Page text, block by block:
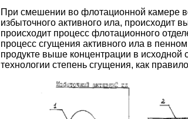
При смешении во флотационной камере
избыточного активного ила, происходит
происходит процесс флотационного
процесс сгущения активного ила в
продукте выше концентрации в исходной
технологии степень сгущения, как